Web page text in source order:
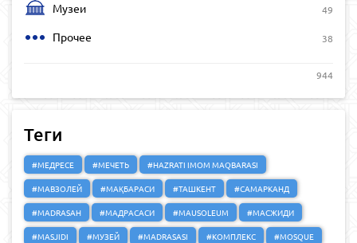
Музеи 49
Прочее 38
944
Теги
#МЕДРЕСЕ #МЕЧЕТЬ
#HAZRATI IMOM MAQBARASI
#МАВЗОЛЕЙ
#МАҚБАРАСИ #ТАШКЕНТ
#САМАРКАНД
#MADRASAH
#МАДРАСАСИ #MAUSOLEUM
#МАСЖИДИ
#MASJIDI
#МУЗЕЙ #MADRASASI #КОМПЛЕКС
#MOSQUE